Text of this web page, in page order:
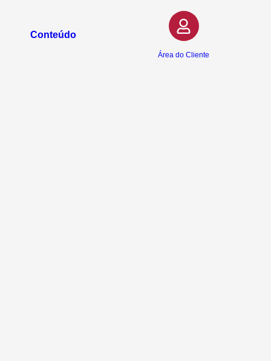
Conteúdo
Área do Cliente